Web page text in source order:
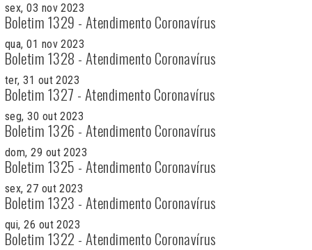
sex, 03 nov 2023
Boletim 1329 - Atendimento Coronavírus
qua, 01 nov 2023
Boletim 1328 - Atendimento Coronavírus
ter, 31 out 2023
Boletim 1327 - Atendimento Coronavírus
seg, 30 out 2023
Boletim 1326 - Atendimento Coronavírus
dom, 29 out 2023
Boletim 1325 - Atendimento Coronavírus
sex, 27 out 2023
Boletim 1323 - Atendimento Coronavírus
qui, 26 out 2023
Boletim 1322 - Atendimento Coronavírus